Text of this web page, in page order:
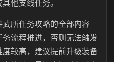
他支线任务。
所任务攻略的全部内容
流程推进，否则无法触发
较高，建议提前升级装备